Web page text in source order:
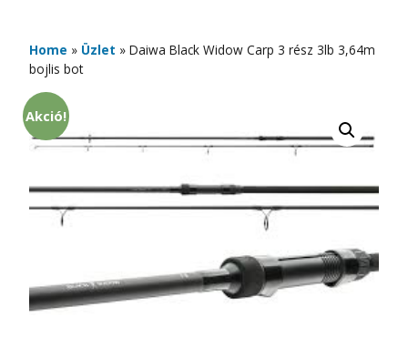
Home » Üzlet » Daiwa Black Widow Carp 3 rész 3lb 3,64m
bojlis bot
Akció!